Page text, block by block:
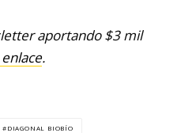
aportando $3 mil
.
DIAGONAL BIOBÍO